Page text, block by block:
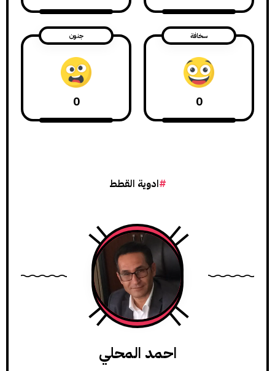
سخافة
0
جنون
0
ادوية القطط
احمد المحلي